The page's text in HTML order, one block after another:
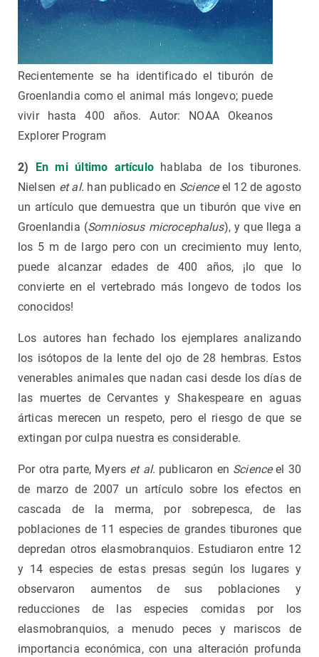
Recientemente se ha identificado el tiburón de
Groenlandia como el animal más longevo; puede
vivir hasta 400 años. Autor: NOAA Okeanos
Explorer Program
2) En mi último artículohablaba de los tiburones.
Nielsen et al. han publicado en Scienceel 12 de agosto
un artículo que demuestra que un tiburón que vive en
Groenlandia (Somniosus microcephalus), y que llega a
los 5 m de largo pero con un crecimiento muy lento,
puede alcanzar edades de 400 años, ¡lo que lo
convierte en el vertebrado más longevo de todos los
conocidos!
Los autores han fechado los ejemplares analizando
los isótopos de la lente del ojo de 28 hembras. Estos
venerables animales que nadan casi desde los días de
las muertes de Cervantes y Shakespeare en aguas
árticas merecen un respeto, pero el riesgo de que se
extingan por culpa nuestra es considerable.
Por otra parte, Myers et al. publicaron en Scienceel 30
de marzo de 2007 un artículo sobre los efectos en
cascada de la merma, por sobrepesca, de las
poblaciones de 11 especies de grandes tiburones que
depredan otros elasmobranquios. Estudiaron entre 12
y 14 especies de estas presas según los lugares y
observaron aumentos de sus poblaciones y
reducciones de las especies comidas por los
elasmobranquios, a menudo peces y mariscos de
importancia económica, con una alteración profunda